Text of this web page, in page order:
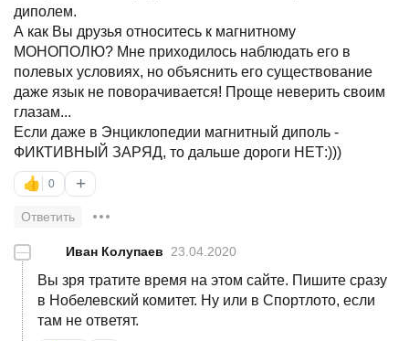
диполем.
А как Вы друзья относитесь к магнитному
МОНОПОЛЮ? Мне приходилось наблюдать его в
полевых условиях, но объяснить его существование
даже язык не поворачивается! Проще неверить своим
глазам...
Если даже в Энциклопедии магнитный диполь -
ФИКТИВНЫЙ ЗАРЯД, то дальше дороги НЕТ:)))
👍 0 +
Ответить
— Иван Колупаев 23.04.2020
Вы зря тратите время на этом сайте. Пишите сразу
в Нобелевский комитет. Ну или в Спортлото, если
там не ответят.